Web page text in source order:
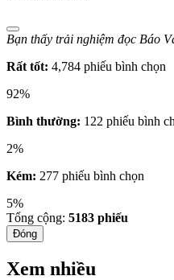
Bạn thấy trải nghiệm đọc Báo
Rất tốt: 4,784 phiếu bình chọn
92%
Bình thường: 122 phiếu bình
2%
Kém: 277 phiếu bình chọn
5%
Tổng cộng: 5183 phiếu
Đóng
Xem nhiều